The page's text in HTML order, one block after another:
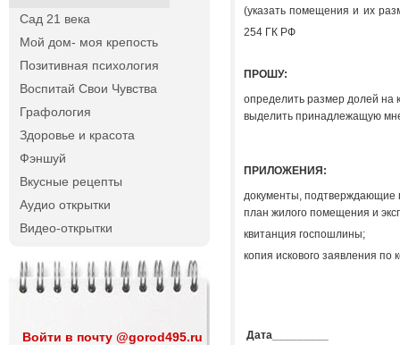
Сад 21 века
Мой дом- моя крепость
Позитивная психология
Воспитай Свои Чувства
Графология
Здоровье и красота
Фэншуй
Вкусные рецепты
Аудио открытки
Видео-открытки
Войти в почту @gorod495.ru
(указать помещения и их
254 ГК РФ
ПРОШУ:
определить размер долей на
выделить принадлежащую
ПРИЛОЖЕНИЯ:
документы, подтверждающие
план жилого помещения и
квитанция госпошлины;
копия искового заявления по
Дата_________